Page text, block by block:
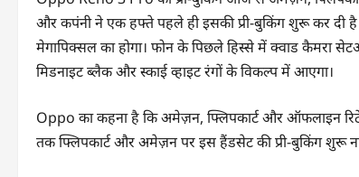
और कपंनी ने एक हफ्ते पहले ही इसकी प्री-बुकिंग शुरू कर दी
मेगापिक्सल का होगा। फोन के पिछले हिस्से में क्वाड कैमरा
मिडनाइट ब्लैक और स्काई व्हाइट रंगों के विकल्प में आएगा।
Oppo का कहना है कि अमेज़न, फ्लिपकार्ट और ऑफलाइन
तक फ्लिपकार्ट और अमेज़न पर इस हैंडसेट की प्री-बुकिंग शुरू